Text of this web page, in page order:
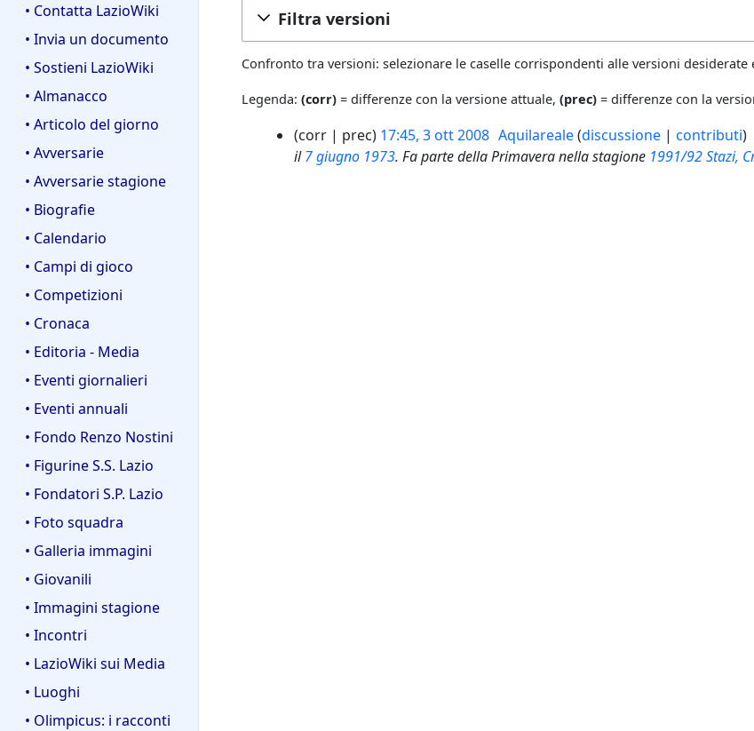
• Contatta LazioWiki
• Invia un documento
• Sostieni LazioWiki
• Almanacco
• Articolo del giorno
• Avversarie
• Avversarie stagione
• Biografie
• Calendario
• Campi di gioco
• Competizioni
• Cronaca
• Editoria - Media
• Eventi giornalieri
• Eventi annuali
• Fondo Renzo Nostini
• Figurine S.S. Lazio
• Fondatori S.P. Lazio
• Foto squadra
• Galleria immagini
• Giovanili
• Immagini stagione
• Incontri
• LazioWiki sui Media
• Luoghi
• Olimpicus: i racconti
Filtra versioni
Confronto tra versioni: selezionare le caselle corrispondenti alle versioni
Legenda: (corr) = differenze con la versione attuale, (prec) = differenze con la
corr prec 17:45, 3 ott 2008 Aquilareale discussione contributi
il7 giugno 1973. Fa parte della Primavera nella stagione 1991/92 Stazi,